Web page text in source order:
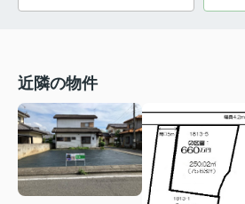
近隣の物件